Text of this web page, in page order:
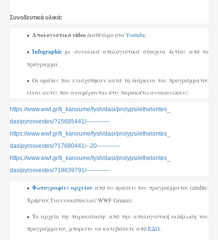
Συνοδευτικά υλικά:
Απολογιστικό videoδιαθέσιμο στοYoutube.
Infographic με συνολικά απολογιστικά στοιχεία 4ετίας από το
πρόγραμμα.
Οι ομάδες που ενισχύθηκαν κατά τη διάρκεια του προγράμματος
είναι αυτές που αναφέρονται στις παρακάτω ανακοινώσεις:
https://www.wwf.gr/ti_kanoume/fysh/dasi/prolypsi/ethelontes_
dasipyrosvestes/?15685441/------------
https://www.wwf.gr/ti_kanoume/fysh/dasi/prolypsi/ethelontes_
dasipyrosvestes/?17680441/--20------------
https://www.wwf.gr/ti_kanoume/fysh/dasi/prolypsi/ethelontes_
dasipyrosvestes/?19839791/------------
Φωτογραφίες αρχείου από τις δράσεις του προγράμματος (credits:
Χρήστος Γιαννακόπουλος/ WWF Greece).
Το αρχείο της παρουσίασης από την απολογιστική εκδήλωση του
προγράμματος, μπορείτε να κατεβάσετε απόΕΔΩ.